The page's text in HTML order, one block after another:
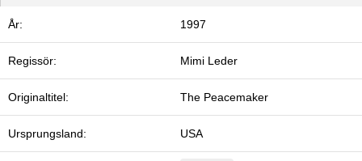
År: 1997
Regissör: Mimi Leder
Originaltitel: The Peacemaker
Ursprungsland: USA